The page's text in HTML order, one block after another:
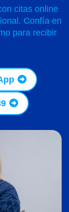
citas online
Confía en
para recibir